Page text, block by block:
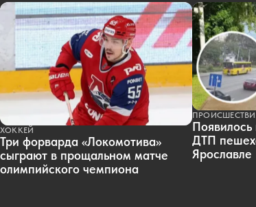
ХОККЕЙ
Три форварда «Локомотива»
сыграют в прощальном матче
олимпийского чемпиона
Появилось
ДТП
Ярославле